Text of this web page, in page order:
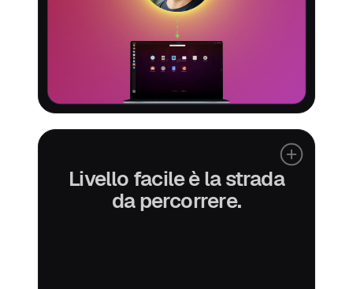
Livello facile è la strada
da percorrere.